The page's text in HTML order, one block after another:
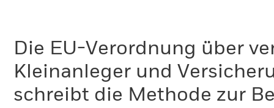
Die EU-Verordnung über
Kleinanleger und
schreibt die Methode zur